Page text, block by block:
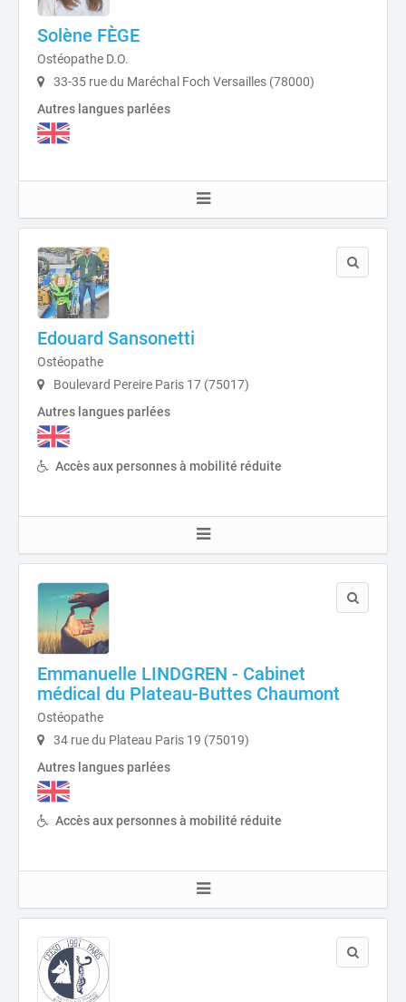
Solène FÈGE
Ostéopathe D.O.
33-35 rue du Maréchal Foch Versailles (78000)
Autres langues parlées
Edouard Sansonetti
Ostéopathe
Boulevard Pereire Paris 17 (75017)
Autres langues parlées
Accès aux personnes à mobilité réduite
Emmanuelle LINDGREN - Cabinet
médical du Plateau-Buttes Chaumont
Ostéopathe
34 rue du Plateau Paris 19 (75019)
Autres langues parlées
Accès aux personnes à mobilité réduite